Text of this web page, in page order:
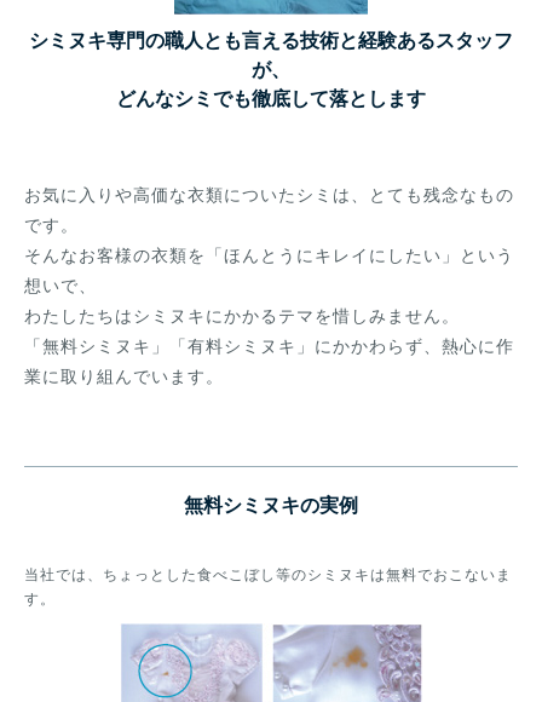
シミヌキ専門の職人とも言える技術と経験あるスタッフ
が、
どんなシミでも徹底して落とします
お気に入りや高価な衣類についたシミは、とても残念なもの
です。
そんなお客様の衣類を「ほんとうにキレイにしたい」という
想いで、
わたしたちはシミヌキにかかるテマを惜しみません。
「無料シミヌキ」「有料シミヌキ」にかかわらず、熱心に作
業に取り組んでいます。
無料シミヌキの実例
当社では、ちょっとした食べこぼし等のシミヌキは無料でおこないま
す。